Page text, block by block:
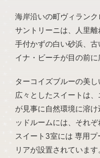
海岸沿いの町ヴィラン
サントリーニは、人里離
手付かずの白い砂浜、
イナ・ビーチが目の前に
ターコイズブルーの美
広々としたスイートは
が見事に自然環境に溶
ッドルームには、それぞ
スイート3室には 専用
リアが設置されていま